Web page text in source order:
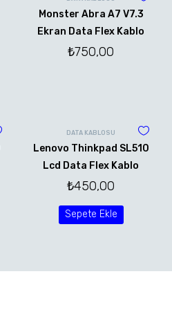
Monster Abra A7 V7.3
Ekran Data Flex Kablo
₺750,00
DATA KABLOSU
Lenovo Thinkpad SL510
Lcd Data Flex Kablo
₺450,00
Sepete Ekle